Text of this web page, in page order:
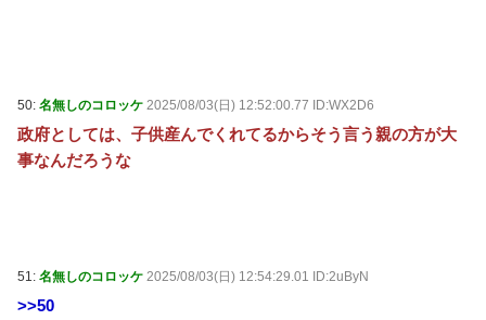
50: 名無しのコロッケ 2025/08/03(日) 12:52:00.77 ID:WX2D6
政府としては、子供産んでくれてるからそう言う親の方が大
事なんだろうな
51: 名無しのコロッケ 2025/08/03(日) 12:54:29.01 ID:2uByN
>>50